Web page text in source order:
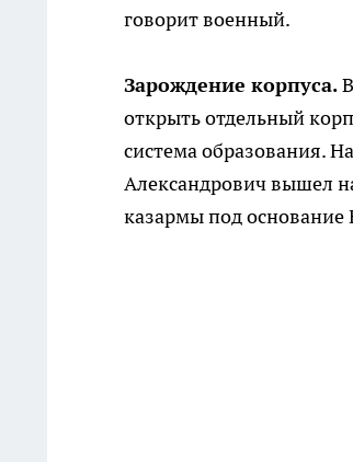
говорит военный.
Зарождение корпуса.
открыть отдельный
система образования.
Александрович вышел
казармы под основание